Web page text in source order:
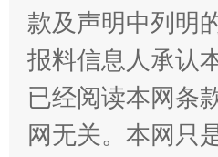
款及声明中列明
报料信息人承认
已经阅读本网条
网无关。本网只